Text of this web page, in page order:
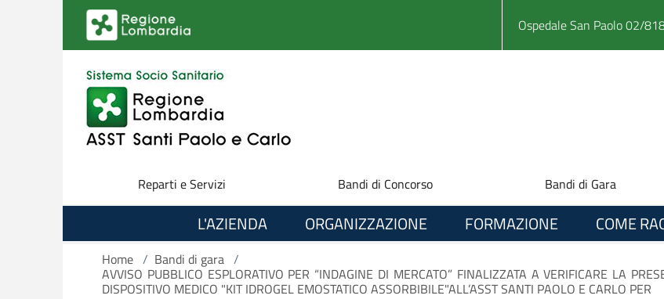
Salta al contenuto principale
Ospedale San Paolo 02/
Reparti e Servizi Bandi di Concorso Bandi di Gara
L'AZIENDA ORGANIZZAZIONE FORMAZIONE COME
Home / Bandi di gara /
AVVISO PUBBLICO ESPLORATIVO PER “INDAGINE DI MERCATO” FINALIZZATA A VERIFICARE LA
DISPOSITIVO MEDICO "KIT IDROGEL EMOSTATICO ASSORBIBILE"ALL’ASST SANTI PAOLO E CARLO PER